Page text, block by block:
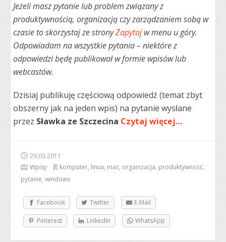
Jeżeli masz pytanie lub problem związany z
produktywnością, organizacją czy zarządzaniem sobą w
czasie to skorzystaj ze stronyZapytajw menu u góry.
Odpowiadam na wszystkie pytania – niektóre z
odpowiedzi będę publikował w formie wpisów lub
webcastów.
Dzisiaj publikuję częściową odpowiedź (temat zbyt
obszerny jak na jeden wpis) na pytanie wysłane
przez Sławka ze Szczecina Czytaj więcej…
29.03.2011
Wpisy
komputer, linux, mac, organizacja, produktywność,
pytanie, windows
Facebook Twitter E-Mail
Pinterest LinkedIn WhatsApp